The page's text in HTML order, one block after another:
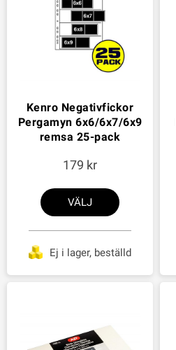
Kenro Negativfickor
Pergamyn 6x6/6x7/6x9
remsa 25-pack
179
VÄLJ
Ej i lager, beställd